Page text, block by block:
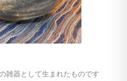
雑器として生まれたものです